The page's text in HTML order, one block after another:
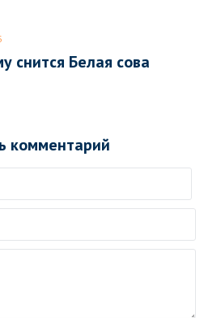
снится Белая сова
комментарий